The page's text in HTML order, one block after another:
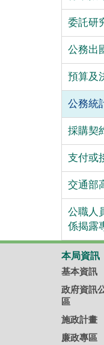
委託研
公務出
預算及
公務統
採購契
支付或
交通部
公職人
係揭露
本局資訊
基本資訊
政府資訊
區
施政計畫
廉政專區